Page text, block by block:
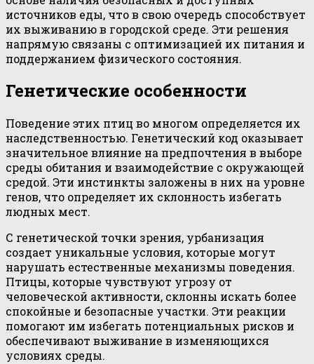
источников еды, что в свою очередь способствует
их выживанию в городской среде. Эти решения
напрямую связаны с оптимизацией их питания и
поддержанием физического состояния.
Генетические особенности
Поведение этих птиц во многом определяется их
наследственностью. Генетический код оказывает
значительное влияние на предпочтения в выборе
среды обитания и взаимодействие с окружающей
средой. Эти инстинкты заложены в них на уровне
генов, что определяет их склонность избегать
людных мест.
С генетической точки зрения, урбанизация
создает уникальные условия, которые могут
нарушать естественные механизмы поведения.
Птицы, которые чувствуют угрозу от
человеческой активности, склонны искать более
спокойные и безопасные участки. Эти реакции
помогают им избегать потенциальных рисков и
обеспечивают выживание в изменяющихся
условиях среды.